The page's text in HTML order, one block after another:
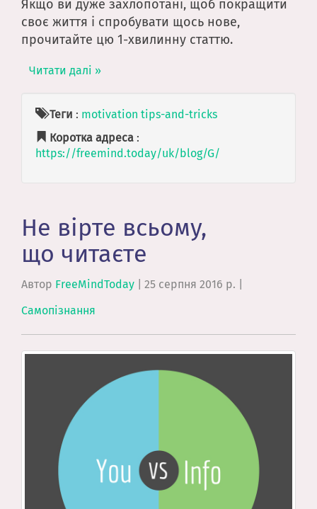
Якщо ви дуже захлопотані, щоб покращити
своє життя і спробувати щось нове,
прочитайте цю 1-хвилинну статтю.
Читати далі »
Теги : motivation tips-and-tricks
Коротка адреса :
https://freemind.today/uk/blog/G/
Не вірте всьому,
що читаєте
Автор FreeMindToday 25 серпня 2016 р.
Самопізнання